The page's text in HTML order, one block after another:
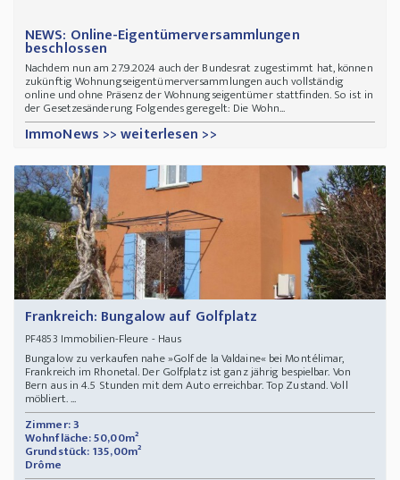
NEWS: Online-Eigentümerversammlungen
beschlossen
Nachdem nun am 27.9.2024 auch der Bundesrat zugestimmt hat, können
zukünftig Wohnungseigentümerversammlungen auch vollständig
online und ohne Präsenz der Wohnungseigentümer stattfinden. So ist in
der Gesetzesänderung Folgendes geregelt: Die Wohn...
ImmoNews >> weiterlesen >>
Frankreich: Bungalow auf Golfplatz
PF4853 Immobilien-Fleure - Haus
Bungalow zu verkaufen nahe »Golf de la Valdaine« bei Montélimar,
Frankreich im Rhonetal. Der Golfplatz ist ganz jährig bespielbar. Von
Bern aus in 4.5 Stunden mit dem Auto erreichbar. Top Zustand. Voll
möbliert. ...
Zimmer: 3
Wohnfläche: 50,00m²
Grundstück: 135,00m²
Drôme